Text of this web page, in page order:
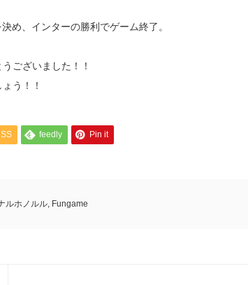
め、インターの勝利でゲーム終了。
ございました！！
う！！
feedly Pin it
ルホノルル, Fungame